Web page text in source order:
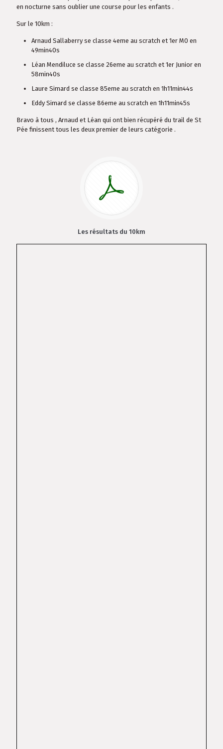
en nocturne sans oublier une course pour les enfants .
Sur le 10km :
Arnaud Sallaberry se classe 4eme au scratch et 1er M0 en
49min40s
Léan Mendiluce se classe 26eme au scratch et 1er Junior en
58min40s
Laure Simard se classe 85eme au scratch en 1h11min44s
Eddy Simard se classe 86eme au scratch en 1h11min45s
Bravo à tous , Arnaud et Léan qui ont bien récupéré du trail de St
Pée finissent tous les deux premier de leurs catégorie .
Les résultats du 10km